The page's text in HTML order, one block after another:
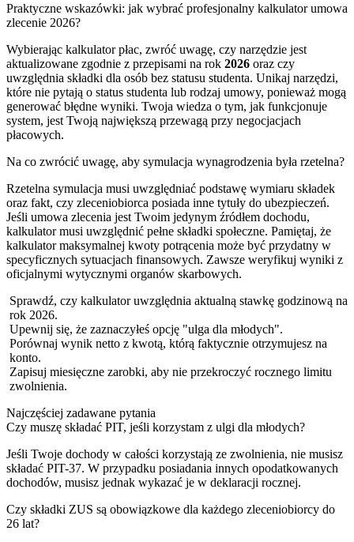
Praktyczne wskazówki: jak wybrać profesjonalny kalkulator umowa
zlecenie 2026?
Wybierając kalkulator płac, zwróć uwagę, czy narzędzie jest
aktualizowane zgodnie z przepisami na rok 2026 oraz czy
uwzględnia składki dla osób bez statusu studenta. Unikaj narzędzi,
które nie pytają o status studenta lub rodzaj umowy, ponieważ mogą
generować błędne wyniki. Twoja wiedza o tym, jak funkcjonuje
system, jest Twoją największą przewagą przy negocjacjach
płacowych.
Na co zwrócić uwagę, aby symulacja wynagrodzenia była rzetelna?
Rzetelna symulacja musi uwzględniać podstawę wymiaru składek
oraz fakt, czy zleceniobiorca posiada inne tytuły do ubezpieczeń.
Jeśli umowa zlecenia jest Twoim jedynym źródłem dochodu,
kalkulator musi uwzględnić pełne składki społeczne. Pamiętaj, że
kalkulator maksymalnej kwoty potrącenia może być przydatny w
specyficznych sytuacjach finansowych. Zawsze weryfikuj wyniki z
oficjalnymi wytycznymi organów skarbowych.
Sprawdź, czy kalkulator uwzględnia aktualną stawkę godzinową na
rok 2026.
Upewnij się, że zaznaczyłeś opcję "ulga dla młodych".
Porównaj wynik netto z kwotą, którą faktycznie otrzymujesz na
konto.
Zapisuj miesięczne zarobki, aby nie przekroczyć rocznego limitu
zwolnienia.
Najczęściej zadawane pytania
Czy muszę składać PIT, jeśli korzystam z ulgi dla młodych?
Jeśli Twoje dochody w całości korzystają ze zwolnienia, nie musisz
składać PIT-37. W przypadku posiadania innych opodatkowanych
dochodów, musisz jednak wykazać je w deklaracji rocznej.
Czy składki ZUS są obowiązkowe dla każdego zleceniobiorcy do
26 lat?